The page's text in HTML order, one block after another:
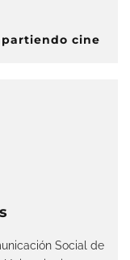
cine
Social de